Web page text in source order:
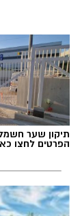
תיקון שער
הפרטים לחצו